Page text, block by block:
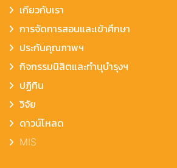
เกียวกับเรา
การจัดการสอนและเข้าศึกษา
ประกันคุณภาพฯ
กิจกรรมนิสิตและทำนุบำรุงฯ
ปฏิทิน
วิจัย
ดาวน์โหลด
MIS